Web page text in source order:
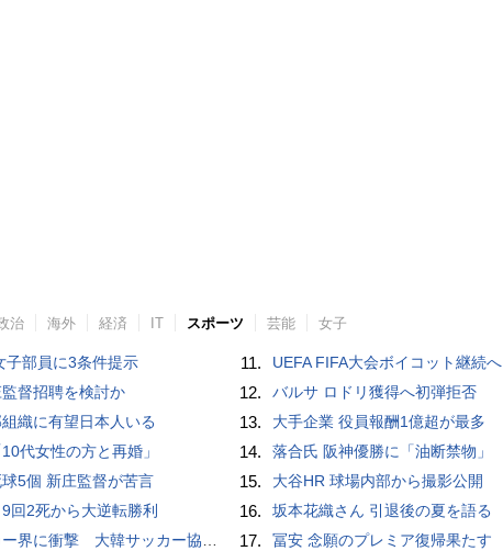
治 海外 経済 IT スポーツ 芸能 女子
子部員に3条件提示
督招聘を検討か
織に有望日本人いる
代女性の方と再婚」
5個 新庄監督が苦言
回2死から大逆転勝利
サッカー協会に外国人審判への“性的接待”疑惑 韓国メディアが報道
11. UEFA FIFA大会ボイコット継続へ
12. バルサ ロドリ獲得へ初弾拒否
13. 大手企業 役員報酬1億超が最多
14. 落合氏 阪神優勝に「油断禁物」
15. 大谷HR 球場内部から撮影公開
16. 坂本花織さん 引退後の夏を語る
17. 冨安 念願のプレミア復帰果たす